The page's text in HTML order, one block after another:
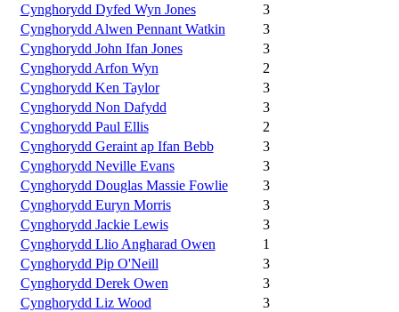
Cynghorydd Dyfed Wyn Jones
3
Cynghorydd Alwen Pennant Watkin
3
Cynghorydd John Ifan Jones
3
Cynghorydd Arfon Wyn
2
Cynghorydd Ken Taylor
3
Cynghorydd Non Dafydd
3
Cynghorydd Paul Ellis
2
Cynghorydd Geraint ap Ifan Bebb
3
Cynghorydd Neville Evans
3
Cynghorydd Douglas Massie Fowlie
3
Cynghorydd Euryn Morris
3
Cynghorydd Jackie Lewis
3
Cynghorydd Llio Angharad Owen
1
Cynghorydd Pip O'Neill
3
Cynghorydd Derek Owen
3
Cynghorydd Liz Wood
3